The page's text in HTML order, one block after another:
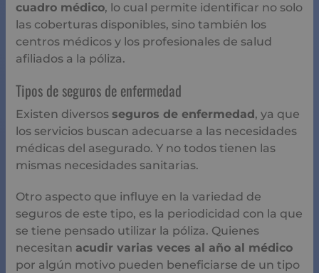
cuadro médico, lo cual permite identificar no solo
las coberturas disponibles, sino también los
centros médicos y los profesionales de salud
afiliados a la póliza.
Tipos de seguros de enfermedad
Existen diversos seguros de enfermedad , ya que
los servicios buscan adecuarse a las necesidades
médicas del asegurado. Y no todos tienen las
mismas necesidades sanitarias.
Otro aspecto que influye en la variedad de
seguros de este tipo, es la periodicidad con la que
se tiene pensado utilizar la póliza. Quienes
necesitan acudir varias veces al año al médico
por algún motivo pueden beneficiarse de un tipo